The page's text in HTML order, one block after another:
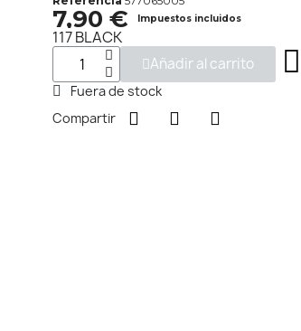
7,90 € Impuestos incluidos
117 BLACK
Añadir al carrito
Fuera de stock
Compartir